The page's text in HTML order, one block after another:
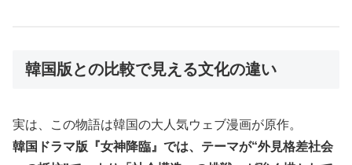
韓国版との比較で見える文化の違い
実は、この物語は韓国の大人気ウェブ漫画が原作。
韓国ドラマ版『女神降臨』では、テーマが“外見格差社会